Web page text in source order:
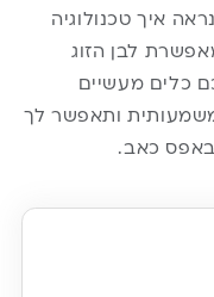
איך טכנולוגיה
לבן הזוג
כלים מעשיים
ותאפשר לך
כאב.